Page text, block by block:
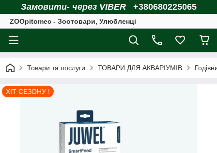
Замовити- через VIBER +380680225065
ZOOpitomec - Зоотовари, Улюбленці
Товари та послуги ТОВАРИ ДЛЯ АКВАРІУМІВ
ХІТ СЕЗОНУ !